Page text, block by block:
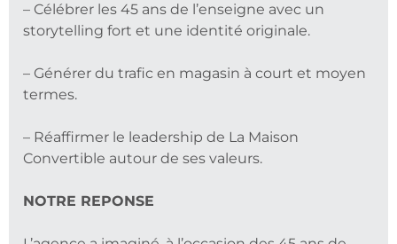
– Célébrer les 45 ans de l’enseigne avec un
storytelling fort et une identité originale.
– Générer du trafic en magasin à court et moyen
termes.
– Réaffirmer le leadership de La Maison
Convertible autour de ses valeurs.
NOTRE REPONSE